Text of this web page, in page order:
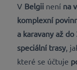
V Belgii není na
komplexní
a karavany až
speciální trasy ,
které se účtuje